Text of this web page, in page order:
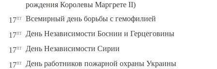
рождения Королевы Маргрете ІІ)
17пт Всемирный день борьбы с гемофилией
17пт День Независимости Боснии и Герцеговины
17пт День Независимости Сирии
17пт День работников пожарной охраны Украины